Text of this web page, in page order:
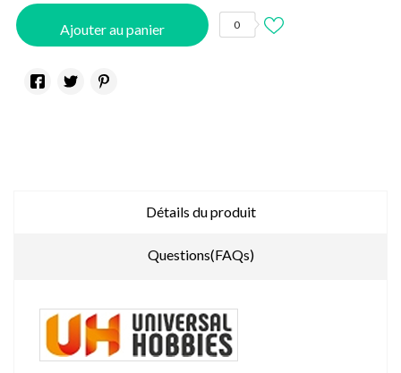
Ajouter au panier 0
Détails du produit
Questions(FAQs)